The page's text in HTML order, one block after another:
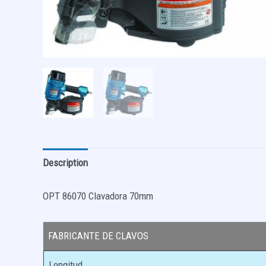
Description
OPT 86070 Clavadora 70mm
FABRICANTE DE CLAVOS